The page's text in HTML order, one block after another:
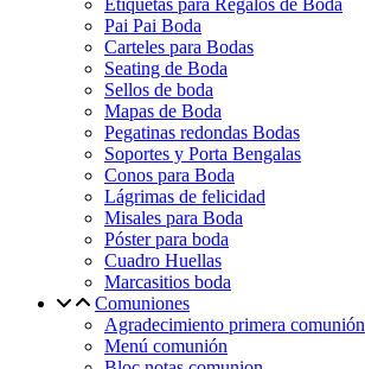
Etiquetas para Regalos de Boda
Pai Pai Boda
Carteles para Bodas
Seating de Boda
Sellos de boda
Mapas de Boda
Pegatinas redondas Bodas
Soportes y Porta Bengalas
Conos para Boda
Lágrimas de felicidad
Misales para Boda
Póster para boda
Cuadro Huellas
Marcasitios boda
Comuniones
Agradecimiento primera comunión
Menú comunión